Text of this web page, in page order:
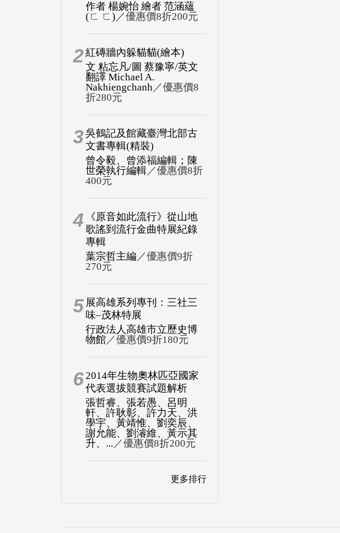
作者 楊婉怡 繪者 范涵蘊
(ㄈ ㄈ) ／優惠價8折200元
2紅磚牆內躲貓貓(繪本)
文 粘忘凡/圖 蔡豫寧/英文
翻譯 Michael A.
Nakhiengchanh／優惠價8
折280元
3吳鶴記及館藏臺灣北部古
文書專輯(精裝)
曾令毅、曾添福編輯；陳
世榮執行編輯／優惠價8折
400元
4
《原音如此流行》從山地
歌謠到流行金曲特展紀錄
專輯
葉宗哲主編 ／優惠價9折
270元
5 展高雄系列專刊：三社三
味–茂林特展
行政法人高雄市立歷史博
物館／優惠價9折180元
62014年生物奧林匹亞國家
代表選拔競賽試題解析
張哲睿、張若愚、呂明
軒、許耿彰、許力天、洪
學宇、黃靖惟、劉奕辰、
謝允能、劉濬維、黃示其
升、... ／優惠價8折200元
更多排行